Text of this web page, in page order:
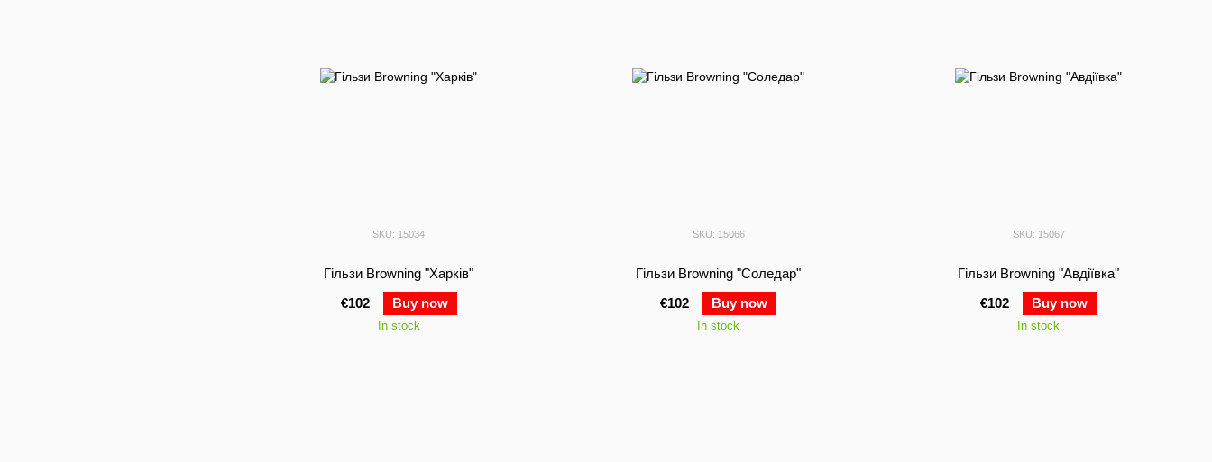
SKU: 15034
Гільзи Browning "Харків"
€102
Buy now
In stock
SKU: 15066
Гільзи Browning "Соледар"
€102
Buy now
In stock
SKU: 15067
Гільзи Browning "Авдіївка"
€102
Buy now
In stock